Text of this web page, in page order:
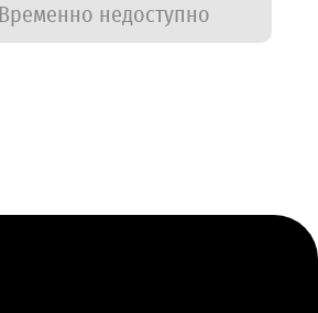
Временно недоступно